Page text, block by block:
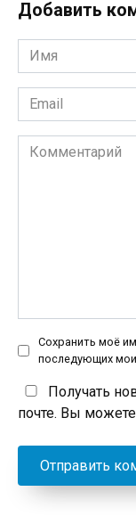
Добавить
Имя
*
Email
*
Комментарий
Сохранить моё
последующих
Получать
почте. Вы можете